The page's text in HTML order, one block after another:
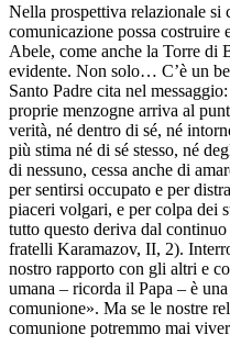
Nella prospettiva relazionale si
comunicazione possa costruire
Abele, come anche la Torre di
evidente. Non solo… C’è un
Santo Padre cita nel
proprie menzogne arriva al
verità, né dentro di sé, né
più stima né di sé stesso, né
di nessuno, cessa anche di
per sentirsi occupato e per
piaceri volgari, e per colpa dei
tutto questo deriva dal
fratelli Karamazov, II, 2).
nostro rapporto con gli altri e
umana – ricorda il Papa – è
comunione». Ma se le nostre
comunione potremmo mai